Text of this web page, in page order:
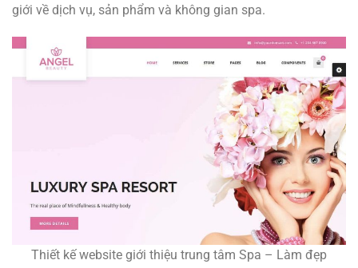
giới về dịch vụ, sản phẩm và không gian spa.
Thiết kế website giới thiệu trung tâm Spa – Làm đẹp